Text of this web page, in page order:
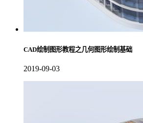
CAD绘制图形教程之几何图形绘制基础
2019-09-03